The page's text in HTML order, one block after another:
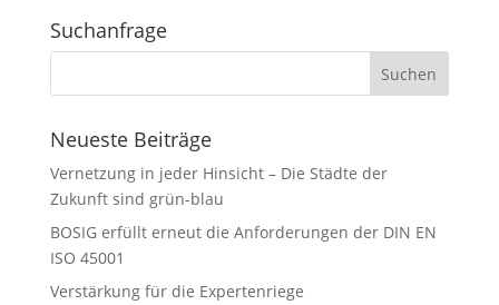
Suchanfrage
Neueste Beiträge
Vernetzung in jeder Hinsicht – Die Städte der
Zukunft sind grün-blau
BOSIG erfüllt erneut die Anforderungen der DIN EN
ISO 45001
Verstärkung für die Expertenriege